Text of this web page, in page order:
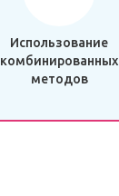
Использование
комбинированных
методов